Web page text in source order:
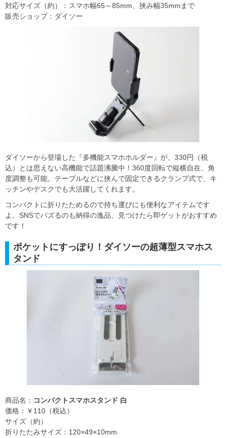
対応サイズ（約）：スマホ幅65～85mm、挟み幅35mmまで
販売ショップ：ダイソー
ダイソーから登場した『多機能スマホホルダー』が、330円（税
込）とは思えない高機能で話題沸騰中！360度回転で縦横自在、角
度調整も可能。テーブルなどに挟んで固定できるクランプ式で、キ
ッチンやデスクでも大活躍してくれます。
コンパクトに折りたためるので持ち運びにも便利なアイテムです
よ。SNSでバズるのも納得の逸品、見つけたら即ゲットがおすすめ
です！
ポケットにすっぽり！ダイソーの超薄型スマホス
タンド
商品名： コンパクトスマホスタンド 白
価格：￥110（税込）
サイズ（約）
折りたたみサイズ：120×49×10mm